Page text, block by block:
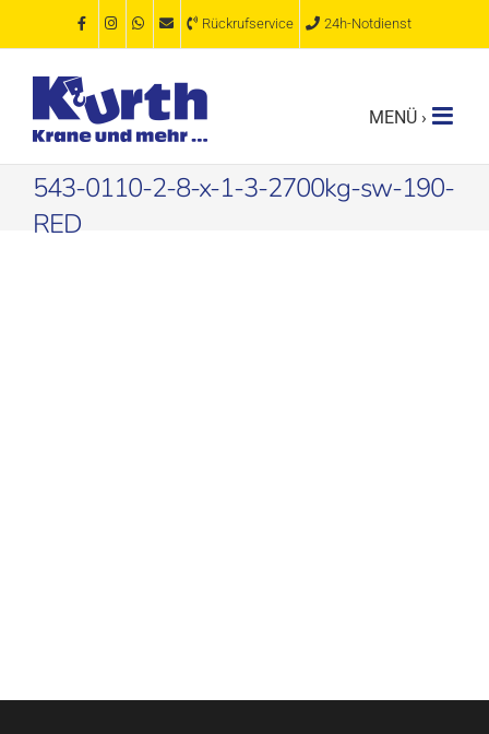
Rückrufservice 24h-Notdienst
543-0110-2-8-x-1-3-2700kg-sw-190-
RED